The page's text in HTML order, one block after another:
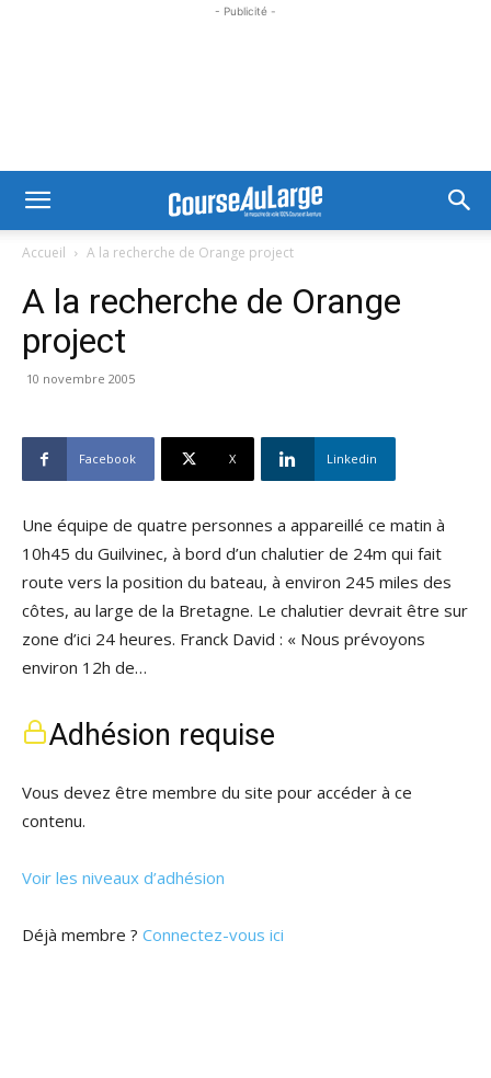
- Publicité -
Accueil A la recherche de Orange project
A la recherche de Orange
project
10 novembre 2005
Facebook X Linkedin
Une équipe de quatre personnes a appareillé ce matin à
10h45 du Guilvinec, à bord d’un chalutier de 24m qui fait
route vers la position du bateau, à environ 245 miles des
côtes, au large de la Bretagne. Le chalutier devrait être sur
zone d’ici 24 heures. Franck David : « Nous prévoyons
environ 12h de…
Adhésion requise
Vous devez être membre du site pour accéder à ce
contenu.
Voir les niveaux d’adhésion
Déjà membre ? Connectez-vous ici